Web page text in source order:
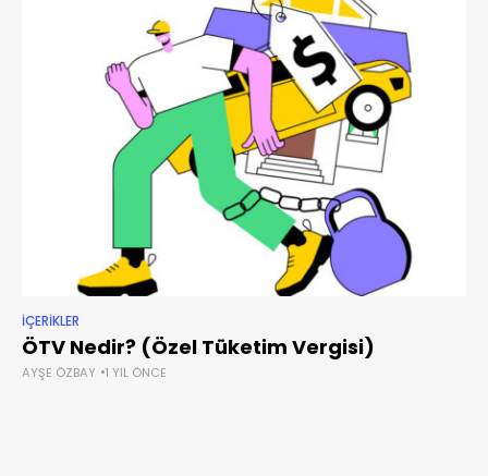
İÇERIKLER
ÖTV Nedir? (Özel Tüketim Vergisi)
AYŞE ÖZBAY 1 YIL ÖNCE